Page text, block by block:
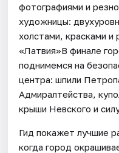
фотографиями и
художницы:
холстами, красками
«Латвия»В финале
поднимемся на
центра: шпили
Адмиралтейства,
крыши Невского и
Гид покажет лучшие
когда город